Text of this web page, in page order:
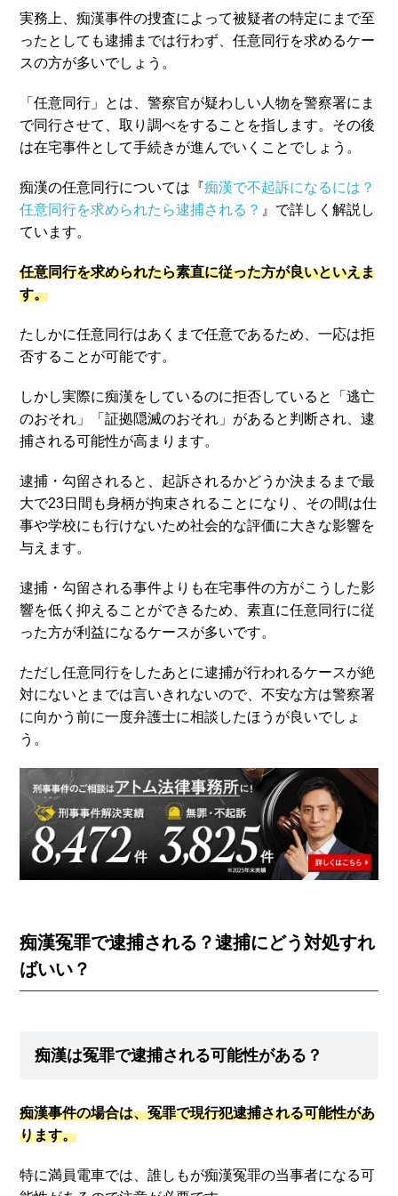
実務上、痴漢事件の捜査によって被疑者の特定にまで至
ったとしても逮捕までは行わず、任意同行を求めるケー
スの方が多いでしょう。
「任意同行」とは、警察官が疑わしい人物を警察署にま
で同行させて、取り調べをすることを指します。その後
は在宅事件として手続きが進んでいくことでしょう。
痴漢の任意同行については『痴漢で不起訴になるには？
任意同行を求められたら逮捕される？ 』で詳しく解説し
ています。
任意同行を求められたら素直に従った方が良いといえま
す。
たしかに任意同行はあくまで任意であるため、一応は拒
否することが可能です。
しかし実際に痴漢をしているのに拒否していると「逃亡
のおそれ」「証拠隠滅のおそれ」があると判断され、逮
捕される可能性が高まります。
逮捕・勾留されると、起訴されるかどうか決まるまで最
大で23日間も身柄が拘束されることになり、その間は仕
事や学校にも行けないため社会的な評価に大きな影響を
与えます。
逮捕・勾留される事件よりも在宅事件の方がこうした影
響を低く抑えることができるため、素直に任意同行に従
った方が利益になるケースが多いです。
ただし任意同行をしたあとに逮捕が行われるケースが絶
対にないとまでは言いきれないので、不安な方は警察署
に向かう前に一度弁護士に相談したほうが良いでしょ
う。
痴漢冤罪で逮捕される？逮捕にどう対処すれ
ばいい？
痴漢は冤罪で逮捕される可能性がある？
痴漢事件の場合は、冤罪で現行犯逮捕される可能性があ
ります。
特に満員電車では、誰しもが痴漢冤罪の当事者になる可